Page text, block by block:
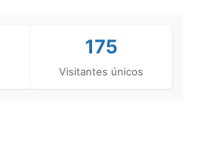
175
Visitantes únicos